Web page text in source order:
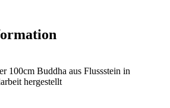
100cm Buddha aus Flussstein in
hergestellt